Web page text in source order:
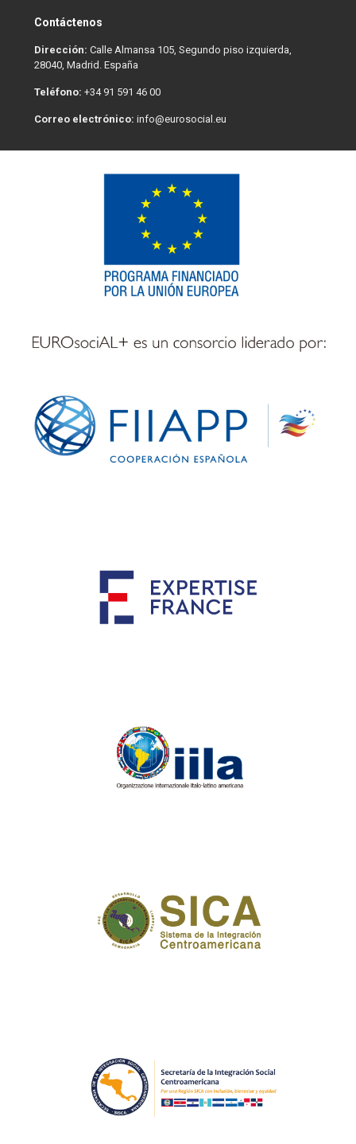
Contáctenos
Dirección: Calle Almansa 105, Segundo piso izquierda,
28040, Madrid. España
Teléfono: +34 91 591 46 00
Correo electrónico: info@eurosocial.eu